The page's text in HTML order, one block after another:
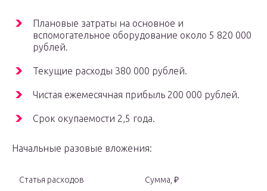
Плановые затраты на основное и
вспомогательное оборудование около 5 820 000
рублей.
Текущие расходы 380 000 рублей.
Чистая ежемесячная прибыль 200 000 рублей.
Срок окупаемости 2,5 года.
Начальные разовые вложения:
Статья расходов Сумма, ₽